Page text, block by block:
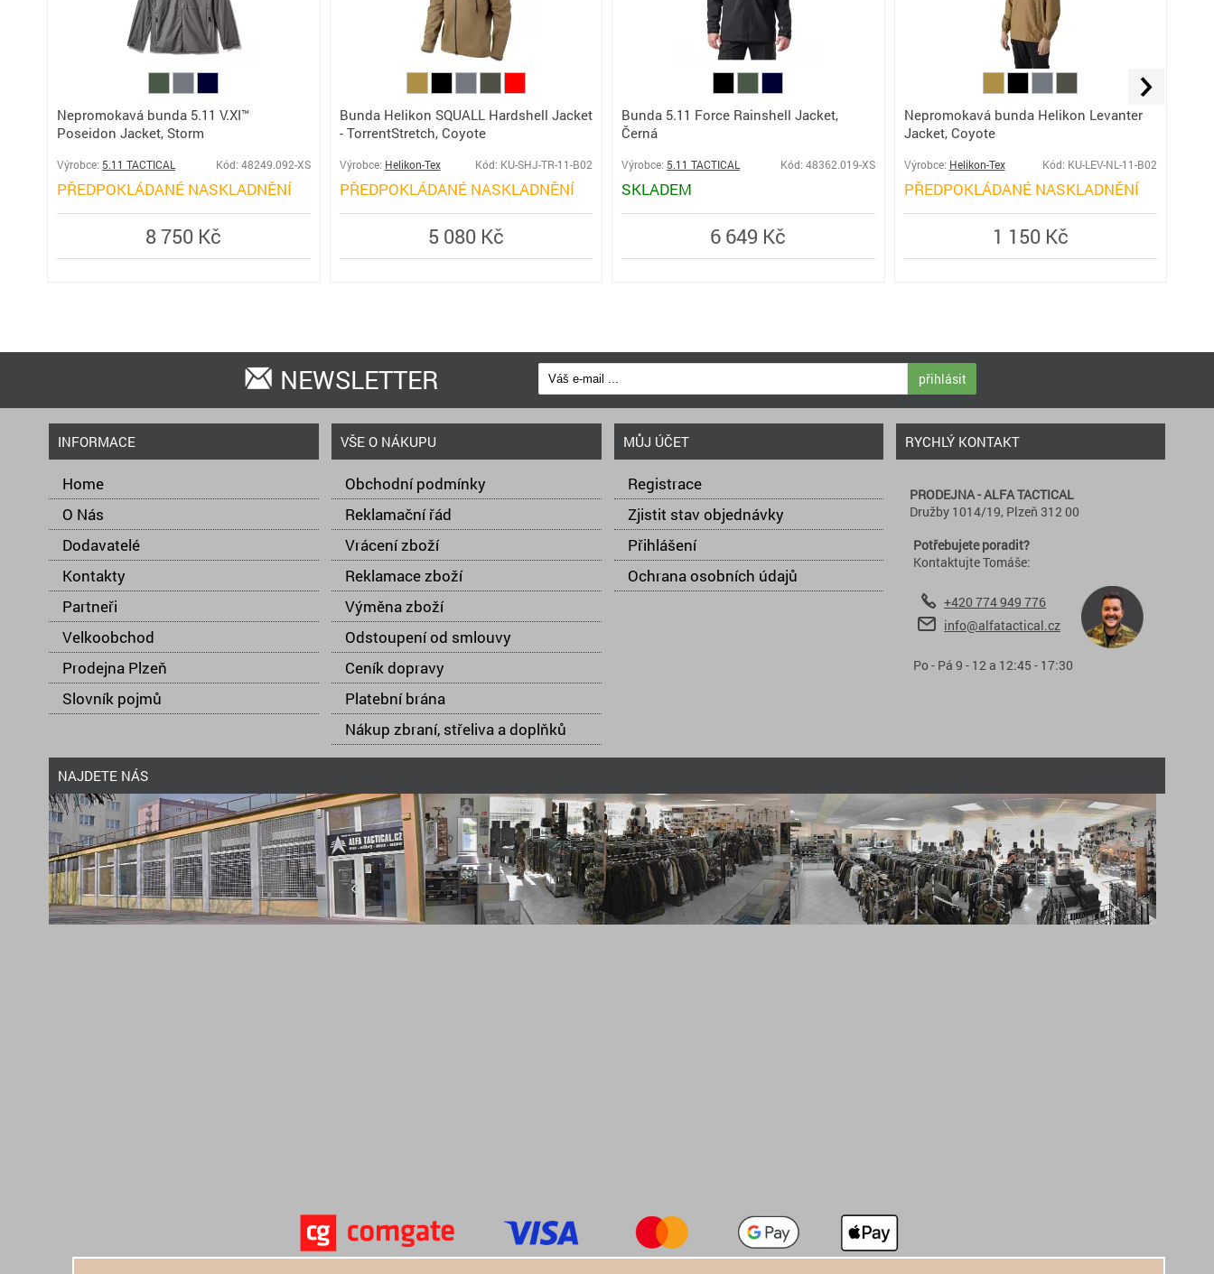
Nepromokavá bunda 5.11 V.XI™
Poseidon Jacket, Storm
Výrobce: 5.11 TACTICAL Kód: 48249.092-XS
PŘEDPOKLÁDANÉ NASKLADNĚNÍ
8 750 Kč
Bunda Helikon SQUALL Hardshell Jacket
- TorrentStretch, Coyote
Výrobce: Helikon-Tex Kód: KU-SHJ-TR-11-B02
PŘEDPOKLÁDANÉ NASKLADNĚNÍ
5 080 Kč
Bunda 5.11 Force Rainshell Jacket,
Černá
Výrobce: 5.11 TACTICAL Kód: 48362.019-XS
SKLADEM
6 649 Kč
Nepromokavá bunda Helikon Levanter
Jacket, Coyote
Výrobce: Helikon-Tex Kód: KU-LEV-NL-11-B02
PŘEDPOKLÁDANÉ NASKLADNĚNÍ
1 150 Kč
NEWSLETTER přihlásit
INFORMACE
Home
O Nás
Dodavatelé
Kontakty
Partneři
Velkoobchod
Prodejna Plzeň
Slovník pojmů
VŠE O NÁKUPU
Obchodní podmínky
Reklamační řád
Vrácení zboží
Reklamace zboží
Výměna zboží
Odstoupení od smlouvy
Ceník dopravy
Platební brána
Nákup zbraní, střeliva a doplňků
MŮJ ÚČET
Registrace
Zjistit stav objednávky
Přihlášení
Ochrana osobních údajů
RYCHLÝ KONTAKT
PRODEJNA - ALFA TACTICAL
Družby 1014/19, Plzeň 312 00
Potřebujete poradit?
Kontaktujte Tomáše:
+420 774 949 776
info@alfatactical.cz
Po - Pá 9 - 12 a 12:45 - 17:30
NAJDETE NÁS